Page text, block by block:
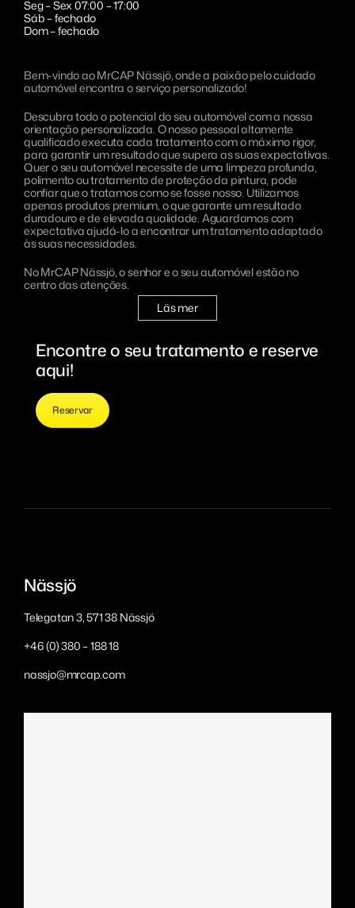
Saneamento
MrCAP Sundsvall
MrCAP Värnamo Margaretelund
MrCAP Aveiro
MrCAP Penafiel
MrCAP Lisboa
Eesti
Seg – Sex 07:00 – 17:00
Sáb – fechado
Dom – fechado
Bem-vindo ao MrCAP Nässjö, onde a paixão pelo cuidado
automóvel encontra o serviço personalizado!
Descubra todo o potencial do seu automóvel com a nossa
orientação personalizada. O nosso pessoal altamente
qualificado executa cada tratamento com o máximo rigor,
para garantir um resultado que supera as suas expectativas.
Quer o seu automóvel necessite de uma limpeza profunda,
polimento ou tratamento de proteção da pintura, pode
confiar que o tratamos como se fosse nosso. Utilizamos
apenas produtos premium, o que garante um resultado
duradouro e de elevada qualidade. Aguardamos com
expectativa ajudá-lo a encontrar um tratamento adaptado
às suas necessidades.
No MrCAP Nässjö, o senhor e o seu automóvel estão no
centro das atenções.
Läs mer
Encontre o seu tratamento e reserve
aqui!
Reservar
Nässjö
Telegatan 3, 571 38 Nässjö
+46 (0) 380 – 188 18
nassjo@mrcap.com